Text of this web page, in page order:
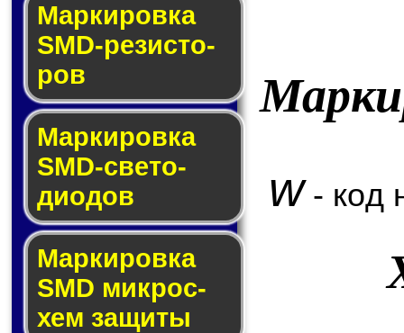
Маркировка
SMD-ре­зис­то­
ров
Маркировка
SMD-све­то­
дио­дов
Мар­ки­ров­ка
SMD мик­рос­
хем защиты
w- код